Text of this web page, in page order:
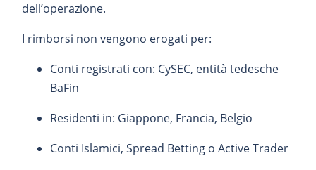
dell’operazione.
I rimborsi non vengono erogati per:
Conti registrati con: CySEC, entità tedesche
BaFin
Residenti in: Giappone, Francia, Belgio
Conti Islamici, Spread Betting o Active Trader